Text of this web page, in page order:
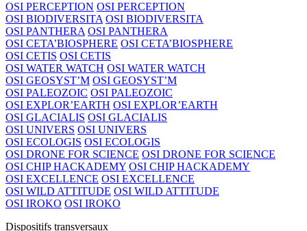
OSI PERCEPTION OSI PERCEPTION
OSI BIODIVERSITA OSI BIODIVERSITA
OSI PANTHERA OSI PANTHERA
OSI CETA’BIOSPHERE OSI CETA’BIOSPHERE
OSI CETIS OSI CETIS
OSI WATER WATCH OSI WATER WATCH
OSI GEOSYST’M OSI GEOSYST’M
OSI PALEOZOIC OSI PALEOZOIC
OSI EXPLOR’EARTH OSI EXPLOR’EARTH
OSI GLACIALIS OSI GLACIALIS
OSI UNIVERS OSI UNIVERS
OSI ECOLOGIS OSI ECOLOGIS
OSI DRONE FOR SCIENCE OSI DRONE FOR SCIENCE
OSI CHIP HACKADEMY OSI CHIP HACKADEMY
OSI EXCELLENCE OSI EXCELLENCE
OSI WILD ATTITUDE OSI WILD ATTITUDE
OSI IROKO OSI IROKO
Dispositifs transversaux